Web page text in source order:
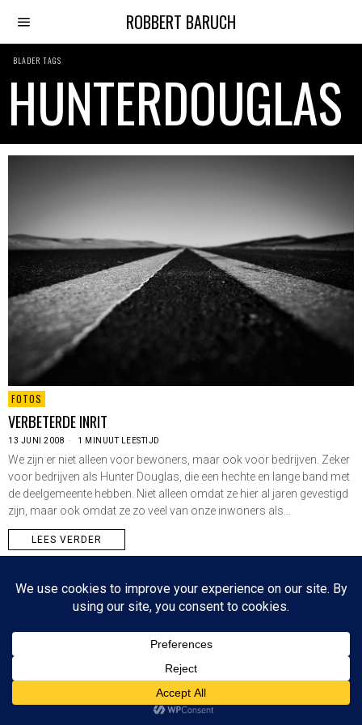
ROBBERT BARUCH
BLADER TAGS
HUNTERDOUGLAS
FOTOS
VERBETERDE INRIT
13 JUNI 2008 1 MINUUT LEESTIJD
We zijn er niet alleen voor bewoners, maar ook voor bedrijven. Zeker
voor bedrijven als Hunter Douglas, die een hechte en lange band met
de deelgemeente hebben. Niet alleen omdat ze hier al jaren gevestigd
zijn, maar ook omdat ze zo veel van onze inwoners als…
LEES VERDER
Since 2003 © All Rights Reserved | Foto's Robbert Baruch tenzij anders vermeld
NIEUWSBRIEF CONTACT
BOVEN